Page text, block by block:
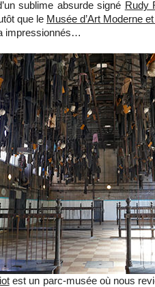
sublime absurde signé Rudy
que le Musée d’Art Moderne
impressionnés…
est un parc-musée où nous